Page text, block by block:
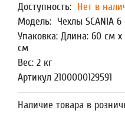
Доступность: Нет в
Модель: Чехлы SCANIA
Упаковка: Длина: 60 см
см
Вес: 2 кг
Артикул 2100000129591
Наличие товара в